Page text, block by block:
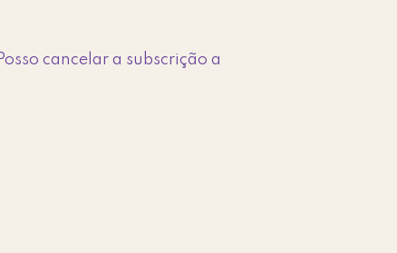
cancelar a subscrição a